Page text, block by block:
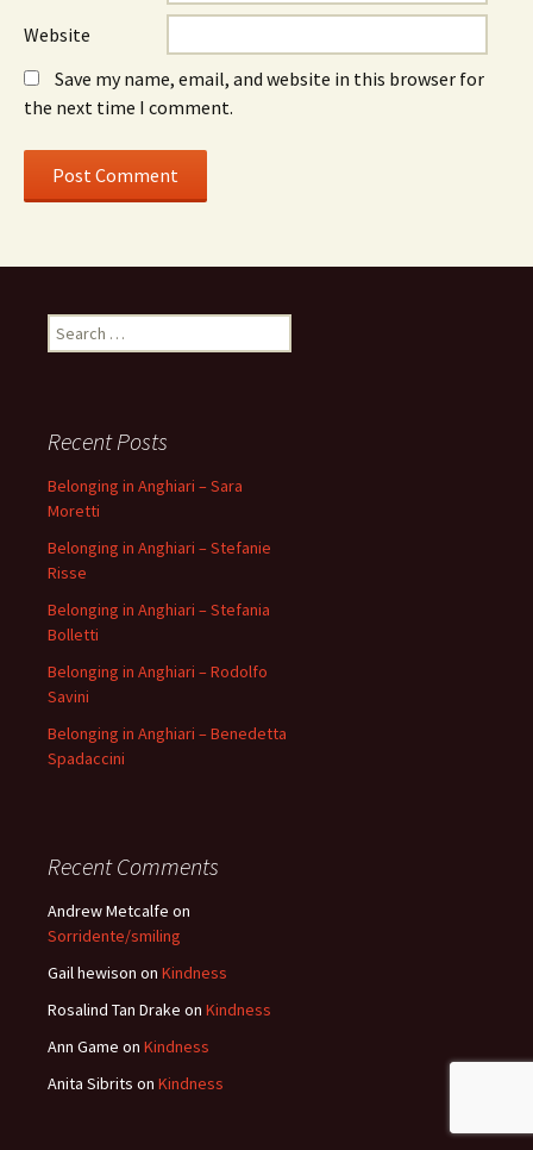
Website
Save my name, email, and website in this browser for
the next time I comment.
Search
for:
Recent Posts
Belonging in Anghiari – Sara
Moretti
Belonging in Anghiari – Stefanie
Risse
Belonging in Anghiari – Stefania
Bolletti
Belonging in Anghiari – Rodolfo
Savini
Belonging in Anghiari – Benedetta
Spadaccini
Recent Comments
Andrew Metcalfe on
Sorridente/smiling
Gail hewison on Kindness
Rosalind Tan Drake on Kindness
Ann Game on Kindness
Anita Sibrits on Kindness